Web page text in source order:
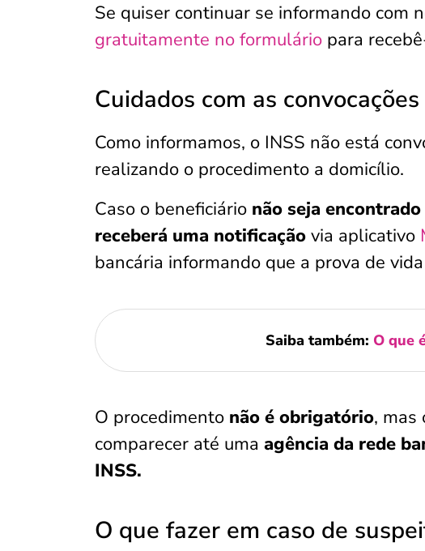
Se quiser continuar se informando com
gratuitamente no formulário para
Cuidados com as convocações
Como informamos, o INSS não está
realizando o procedimento a domicílio.
Caso o beneficiário não seja
receberá uma notificação via aplicativo
bancária informando que a prova de
Saiba também: O que
O procedimento não é obrigatório, mas
comparecer até uma agência da rede
INSS.
O que fazer em caso de